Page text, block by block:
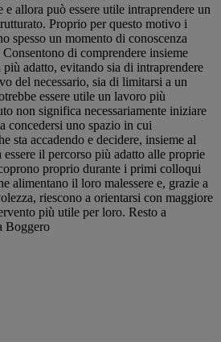
allora può essere utile intraprendere un
Proprio per questo motivo i
spesso un momento di conoscenza
di comprendere insieme
adatto, evitando sia di intraprendere
del necessario, sia di limitarsi a un
essere utile un lavoro più
non significa necessariamente iniziare
concedersi uno spazio in cui
sta accadendo e decidere, insieme al
essere il percorso più adatto alle proprie
proprio durante i primi colloqui
alimentano il loro malessere e, grazie a
riescono a orientarsi con maggiore
più utile per loro. Resto a
Boggero